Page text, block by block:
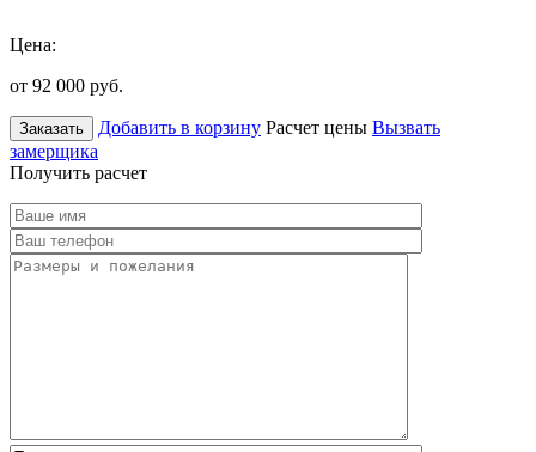
Цена:
от 92 000 руб.
Заказать Добавить в корзину Расчет цены Вызвать
замерщика
Получить расчет